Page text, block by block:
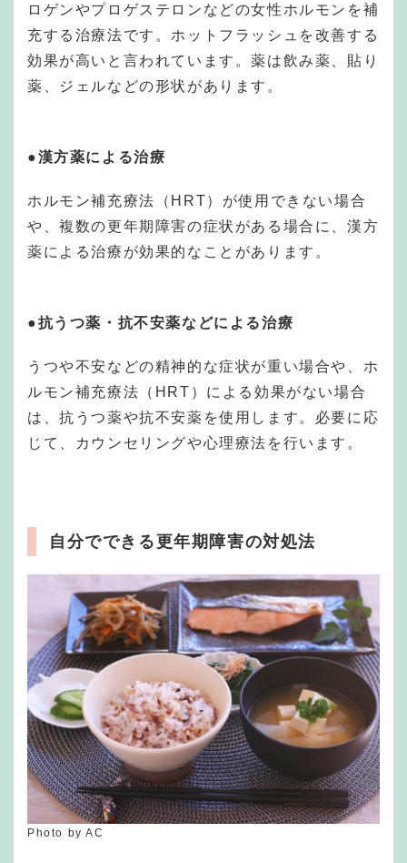
ロゲンやプロゲステロンなどの女性ホルモンを補
充する治療法です。ホットフラッシュを改善する
効果が高いと言われています。薬は飲み薬、貼り
薬、ジェルなどの形状があります。
●漢方薬による治療
ホルモン補充療法（HRT）が使用できない場合
や、複数の更年期障害の症状がある場合に、漢方
薬による治療が効果的なことがあります。
●抗うつ薬・抗不安薬などによる治療
うつや不安などの精神的な症状が重い場合や、ホ
ルモン補充療法（HRT）による効果がない場合
は、抗うつ薬や抗不安薬を使用します。必要に応
じて、カウンセリングや心理療法を行います。
自分でできる更年期障害の対処法
Photo by AC